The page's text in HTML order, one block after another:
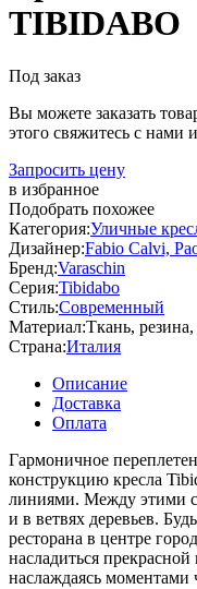
TIBIDABO
Под заказ
Вы можете заказать
этого свяжитесь с нами
Запросить цену
в избранное
Подобрать похожее
Категория:Уличные
Дизайнер:Fabio Calvi,
Бренд:Varaschin
Серия:Tibidabo
Стиль:Современный
Материал:Ткань,
Страна:Италия
Описание
Доставка
Оплата
Гармоничное
конструкцию кресла
линиями. Между этими
и в ветвях деревьев.
ресторана в центре
насладиться
наслаждаясь моментами